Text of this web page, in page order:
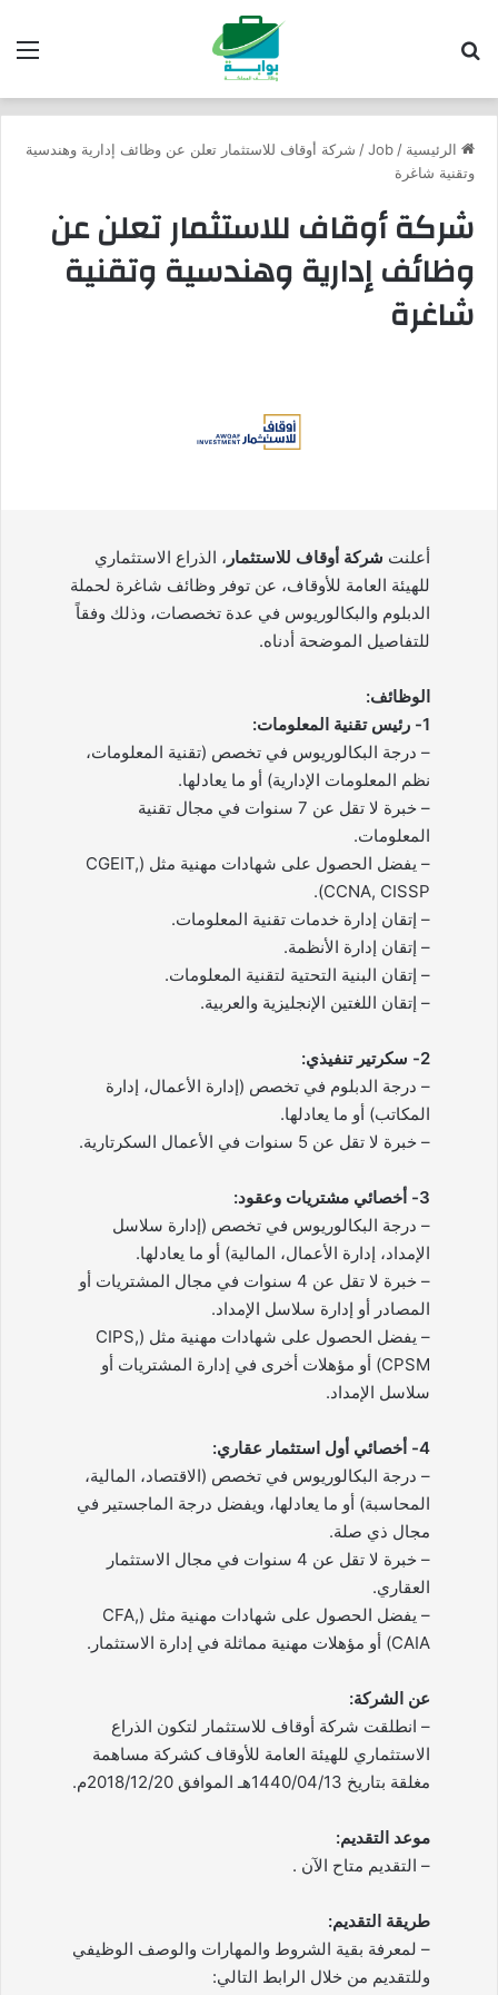
الرئيسية /
Job
/ شركة أوقاف للاستثمار تعلن عن وظائف إدارية وهندسية
وتقنية شاغرة
شركة أوقاف للاستثمار تعلن عن
وظائف إدارية وهندسية وتقنية
شاغرة
أعلنت شركة أوقاف للاستثمار ، الذراع الاستثماري
للهيئة العامة للأوقاف، عن توفر وظائف شاغرة لحملة
الدبلوم والبكالوريوس في عدة تخصصات، وذلك وفقاً
للتفاصيل الموضحة أدناه.
الوظائف:
1- رئيس تقنية المعلومات:
– درجة البكالوريوس في تخصص (تقنية المعلومات،
نظم المعلومات الإدارية) أو ما يعادلها.
– خبرة لا تقل عن 7 سنوات في مجال تقنية
المعلومات.
– يفضل الحصول على شهادات مهنية مثل (CGEIT,
CCNA, CISSP).
– إتقان إدارة خدمات تقنية المعلومات.
– إتقان إدارة الأنظمة.
– إتقان البنية التحتية لتقنية المعلومات.
– إتقان اللغتين الإنجليزية والعربية.
2- سكرتير تنفيذي:
– درجة الدبلوم في تخصص (إدارة الأعمال، إدارة
المكاتب) أو ما يعادلها.
– خبرة لا تقل عن 5 سنوات في الأعمال السكرتارية.
3- أخصائي مشتريات وعقود:
– درجة البكالوريوس في تخصص (إدارة سلاسل
الإمداد، إدارة الأعمال، المالية) أو ما يعادلها.
– خبرة لا تقل عن 4 سنوات في مجال المشتريات أو
المصادر أو إدارة سلاسل الإمداد.
– يفضل الحصول على شهادات مهنية مثل (CIPS,
CPSM) أو مؤهلات أخرى في إدارة المشتريات أو
سلاسل الإمداد.
4- أخصائي أول استثمار عقاري:
– درجة البكالوريوس في تخصص (الاقتصاد، المالية،
المحاسبة) أو ما يعادلها، ويفضل درجة الماجستير في
مجال ذي صلة.
– خبرة لا تقل عن 4 سنوات في مجال الاستثمار
العقاري.
– يفضل الحصول على شهادات مهنية مثل (CFA,
CAIA) أو مؤهلات مهنية مماثلة في إدارة الاستثمار.
عن الشركة:
– انطلقت شركة أوقاف للاستثمار لتكون الذراع
الاستثماري للهيئة العامة للأوقاف كشركة مساهمة
مغلقة بتاريخ 1440/04/13هـ الموافق 2018/12/20م.
موعد التقديم:
– التقديم متاح الآن .
طريقة التقديم:
– لمعرفة بقية الشروط والمهارات والوصف الوظيفي
وللتقديم من خلال الرابط التالي: